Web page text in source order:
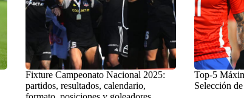
Fixture Campeonato Nacional 2025:
partidos, resultados, calendario,
Top-5
Selección